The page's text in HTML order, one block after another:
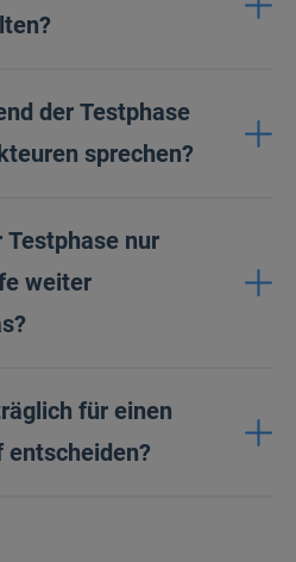
der Testphase
schon mit den Redakteuren sprechen?
Testphase nur
weiter
für einen
anderen börsenBrief entscheiden?